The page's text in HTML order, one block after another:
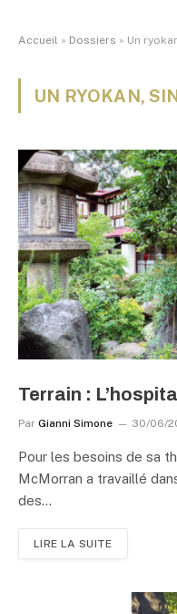
Accueil » Dossiers » Un
UN RYOKAN,
Terrain :
Par Gianni Simone 30/06/
Pour les besoins de sa
McMorran a travaillé
des…
LIRE LA SUITE